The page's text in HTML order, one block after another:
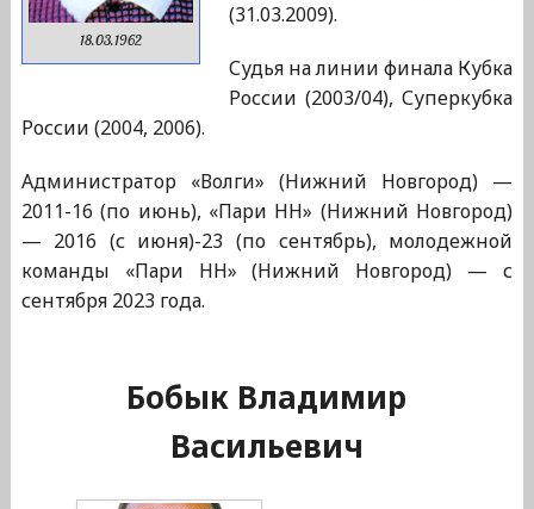
18.03.1962
(31.03.2009).
Судья на линии финала Кубка
России (2003/04), Суперкубка
России (2004, 2006).
Администратор «Волги» (Нижний Новгород) —
2011-16 (по июнь), «Пари НН» (Нижний Новгород)
— 2016 (с июня)-23 (по сентябрь), молодежной
команды «Пари НН» (Нижний Новгород) — с
сентября 2023 года.
Бобык Владимир
Васильевич